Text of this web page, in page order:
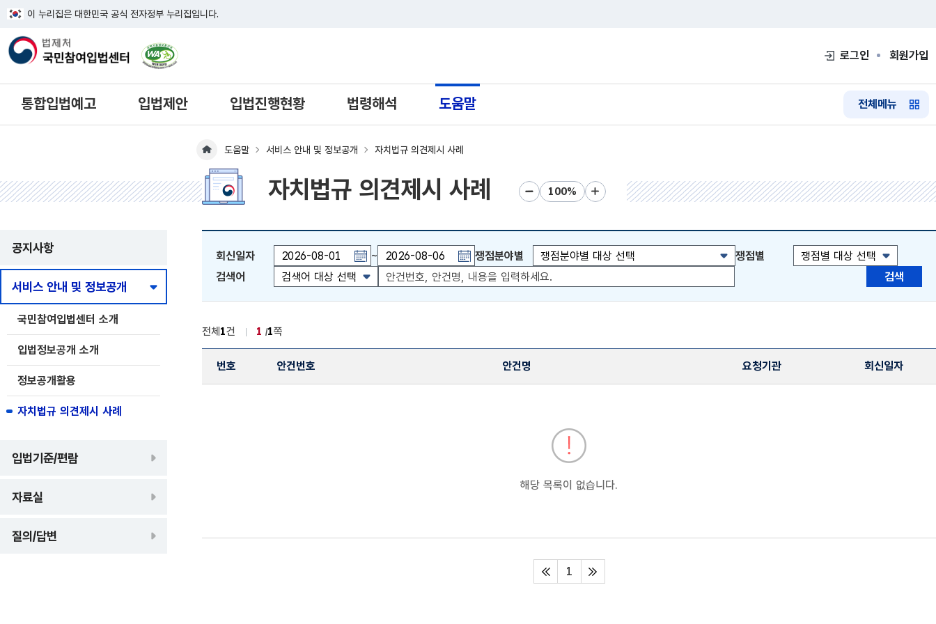
이 누리집은 대한민국 공식 전자정부 누리집입니다.
한국웹접근성인증평가원 웹접근성 사이트 새창열림으로 이동 로그인 회원가입
통합입법예고 입법제안 입법진행현황 법령해석 도움말 전체메뉴
공지사항
서비스 안내 및 정보공개
국민참여입법센터 소개
입법정보공개 소개
정보공개활용
자치법규 의견제시 사례
입법기준/편람
자료실
질의/답변
메인페이지 이동
도움말 서비스 안내 및 정보공개 자치법규 의견제시 사례
자치법규 의견제시 사례 화면크기 축소화면크기 초기화
화면크기 확대
회신일자 ~
회신일자 직접입력 또는 PAGE UP 키 이전월 이동 , PAGE DOWN 키 다음월 이동, CTRL + left 키 이전일 이동 , CTRL + right 키 다음일 이동
쟁점분야별
쟁점별
검색어
검색
전체 1건 1 1쪽
번호 안건번호 안건명 요청기관 회신일자
해당 목록이 없습니다.
처음페이지
1 마지막페이지